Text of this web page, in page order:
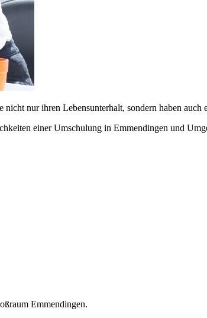
nur ihren Lebensunterhalt, sondern haben auch
einer Umschulung in Emmendingen und
Emmendingen.